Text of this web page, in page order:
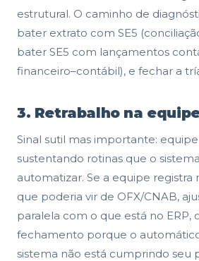
estrutural. O caminho de
bater extrato com SE5
bater SE5 com lançamentos
financeiro–contábil), e fechar a
3. Retrabalho na
Sinal sutil mas importante:
sustentando rotinas que o
automatizar. Se a equipe
que poderia vir de OFX/CNAB,
paralela com o que está no ERP,
fechamento porque o
sistema não está cumprindo seu